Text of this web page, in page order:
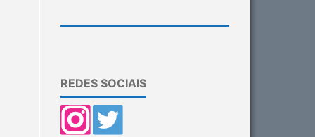
REDES SOCIAIS